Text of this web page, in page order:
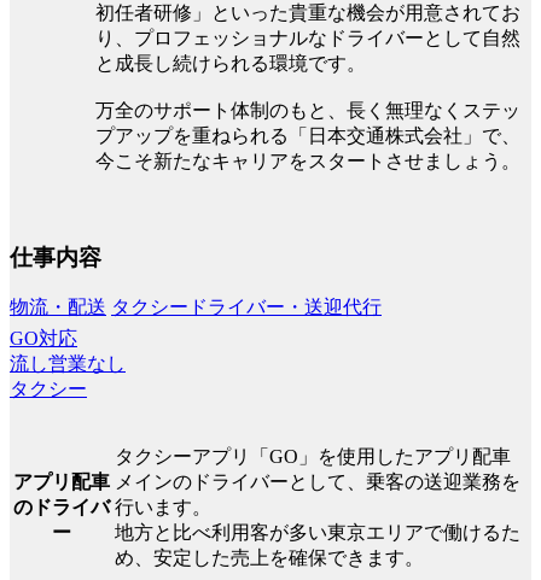
初任者研修」といった貴重な機会が用意されてお
り、プロフェッショナルなドライバーとして自然
と成長し続けられる環境です。
万全のサポート体制のもと、長く無理なくステッ
プアップを重ねられる「日本交通株式会社」で、
今こそ新たなキャリアをスタートさせましょう。
仕事内容
物流・配送 タクシードライバー・送迎代行
GO対応
流し営業なし
タクシー
アプリ配車
のドライバ
ー
タクシーアプリ「GO」を使用したアプリ配車
メインのドライバーとして、乗客の送迎業務を
行います。
地方と比べ利用客が多い東京エリアで働けるた
め、安定した売上を確保できます。